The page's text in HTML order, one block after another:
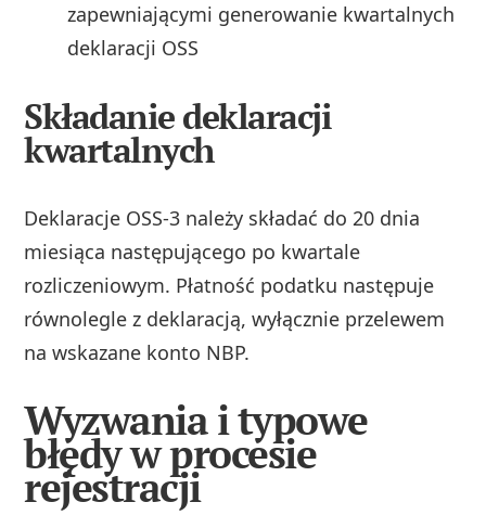
zapewniającymi generowanie kwartalnych
deklaracji OSS
Składanie deklaracji
kwartalnych
Deklaracje OSS-3 należy składać do 20 dnia
miesiąca następującego po kwartale
rozliczeniowym. Płatność podatku następuje
równolegle z deklaracją, wyłącznie przelewem
na wskazane konto NBP.
Wyzwania i typowe
błędy w procesie
rejestracji